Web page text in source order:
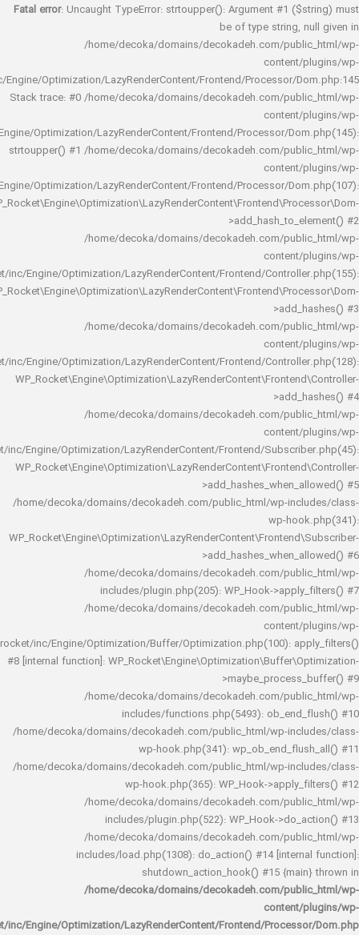
Fatal error : Uncaught TypeError: strtoupper(): Argument #1
be of type string,
/home/decoka/domains/decokadeh.com/
rocket/inc/Engine/Optimization/LazyRenderContent/Frontend/Processor/
Stack trace: #0 /home/decoka/domains/decokadeh.com/
rocket/inc/Engine/Optimization/LazyRenderContent/Frontend/Processor/
strtoupper() #1 /home/decoka/domains/decokadeh.com/
rocket/inc/Engine/Optimization/LazyRenderContent/Frontend/Processor/
/home/decoka/domains/decokadeh.com/
rocket/inc/Engine/Optimization/LazyRenderContent/Frontend/
/home/decoka/domains/decokadeh.com/
rocket/inc/Engine/Optimization/LazyRenderContent/Frontend/
/home/decoka/domains/decokadeh.com/
rocket/inc/Engine/Optimization/LazyRenderContent/Frontend/
/home/decoka/domains/decokadeh.com/public_html/wp-
wp-
/home/decoka/domains/decokadeh.com/
includes/plugin.php(205): WP_Hook-
/home/decoka/domains/decokadeh.com/
rocket/inc/Engine/Optimization/Buffer/Optimization.php(100):
#8 [internal function]:
/home/decoka/domains/decokadeh.com/
includes/functions.php(5493):
/home/decoka/domains/decokadeh.com/public_html/wp-
wp-hook.php(341):
/home/decoka/domains/decokadeh.com/public_html/wp-
wp-hook.php(365): WP_Hook-
/home/decoka/domains/decokadeh.com/
includes/plugin.php(522): WP_Hook-
/home/decoka/domains/decokadeh.com/
includes/load.php(1308): do_action() #14
shutdown_action_hook() #15
/home/decoka/domains/decokadeh.com/
rocket/inc/Engine/Optimization/LazyRenderContent/Frontend/